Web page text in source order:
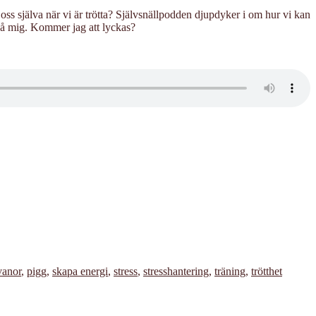
själva när vi är trötta? Självsnällpodden djupdyker i om hur vi kan
mig. Kommer jag att lyckas?
, pigg, skapa energi, stress, stresshantering, träning, trötthet